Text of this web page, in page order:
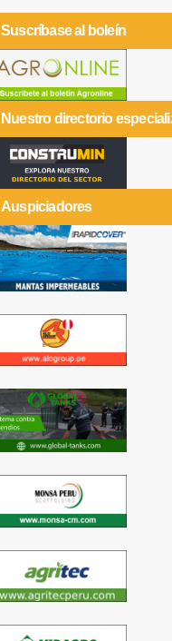
Suscríbase al boleín
Nuestro directorio
Auspiciadores